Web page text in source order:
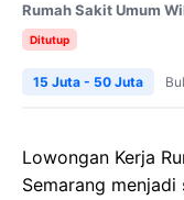
Rumah Sakit Umum
Ditutup
15 Juta - 50 Juta
Lowongan Kerja
Semarang